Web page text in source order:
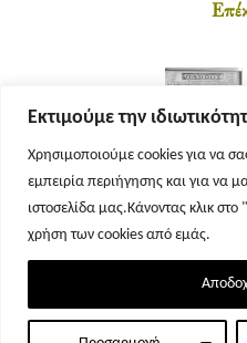
Εκτιμούμε την
Χρησιμοποιούμε cookies για να
εμπειρία περιήγησης και για να
ιστοσελίδα μας.Κάνοντας κλικ
χρήση των cookies από εμάς.
Σελίδα 1